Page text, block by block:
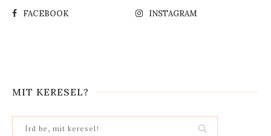
FACEBOOK INSTAGRAM
MIT KERESEL?